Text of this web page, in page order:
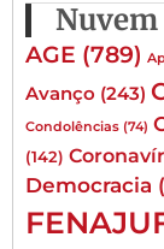
Nuvem
AGE (789)
Avanço (243)
Condolências (74)
(142)
Democracia